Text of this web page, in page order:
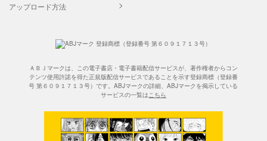
アップロード方法
ＡＢＪマークは、この電子書店・電子書籍配信サービスが、著作権者からコン
テンツ使用許諾を得た正規版配信サービスであることを示す登録商標（登録番
号 第６０９１７１３号）です。ABJマークの詳細、ABJマークを掲示している
サービスの一覧は こちら